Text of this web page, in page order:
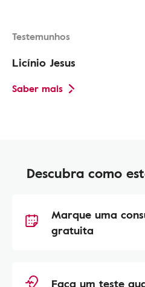
Testemunhos
Licínio Jesus
Saber mais
Descubra como
Marque uma
gratuita
Faça um teste